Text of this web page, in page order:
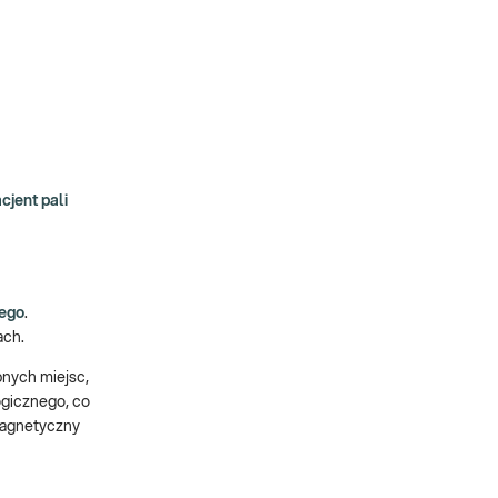
pali
.
miejsc,
co